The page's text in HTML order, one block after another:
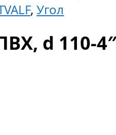
,Угол
d 110-